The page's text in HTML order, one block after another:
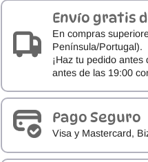
cantidad
Envío gratis
En compras
Península/Portugal).
¡Haz tu pedido
antes de las 19:00
Pago Seguro
Visa y Mastercard,